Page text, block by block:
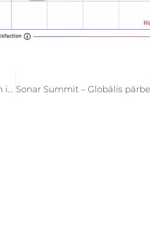
Sonar Connect Varsó: Maximalizálja Ön is a generatív AI projektek megtérülését! (ROI)